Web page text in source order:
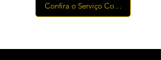
Confira o Serviço Completo